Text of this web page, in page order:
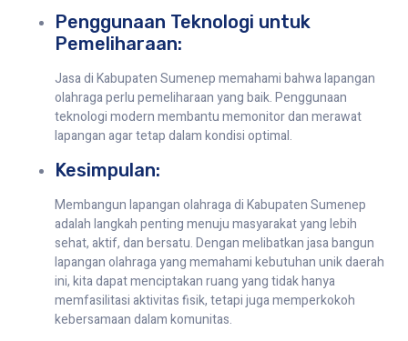
Penggunaan Teknologi untuk
Pemeliharaan:
Jasa di Kabupaten Sumenep memahami bahwa lapangan
olahraga perlu pemeliharaan yang baik. Penggunaan
teknologi modern membantu memonitor dan merawat
lapangan agar tetap dalam kondisi optimal.
Kesimpulan:
Membangun lapangan olahraga di Kabupaten Sumenep
adalah langkah penting menuju masyarakat yang lebih
sehat, aktif, dan bersatu. Dengan melibatkan jasa bangun
lapangan olahraga yang memahami kebutuhan unik daerah
ini, kita dapat menciptakan ruang yang tidak hanya
memfasilitasi aktivitas fisik, tetapi juga memperkokoh
kebersamaan dalam komunitas.